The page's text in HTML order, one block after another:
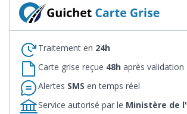
Traitement en 24h
Carte grise reçue 48h après validation
Alertes SMS en temps réel
Service autorisé par le Ministère de